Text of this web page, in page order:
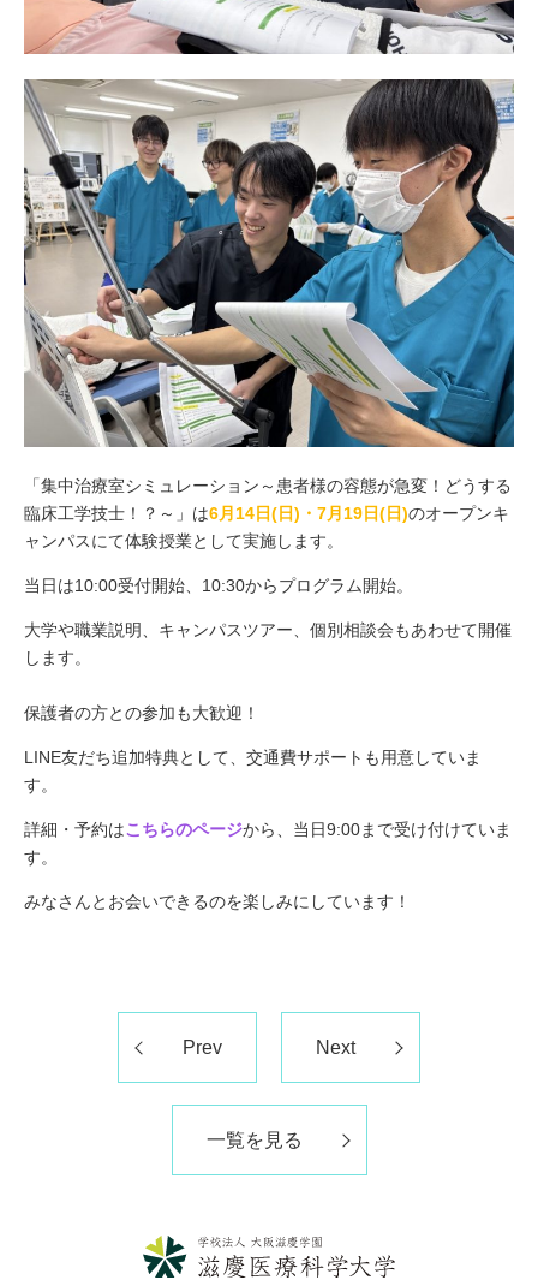
「集中治療室シミュレーション～患者様の容態が急変！どうする
臨床工学技士！？～」は6月14日(日)・7月19日(日)のオープンキ
ャンパスにて体験授業として実施します。
当日は10:00受付開始、10:30からプログラム開始。
大学や職業説明、キャンパスツアー、個別相談会もあわせて開催
します。
保護者の方との参加も大歓迎！
LINE友だち追加特典として、交通費サポートも用意していま
す。
詳細・予約はこちらのページから、当日9:00まで受け付けていま
す。
みなさんとお会いできるのを楽しみにしています！
Prev Next
一覧を見る